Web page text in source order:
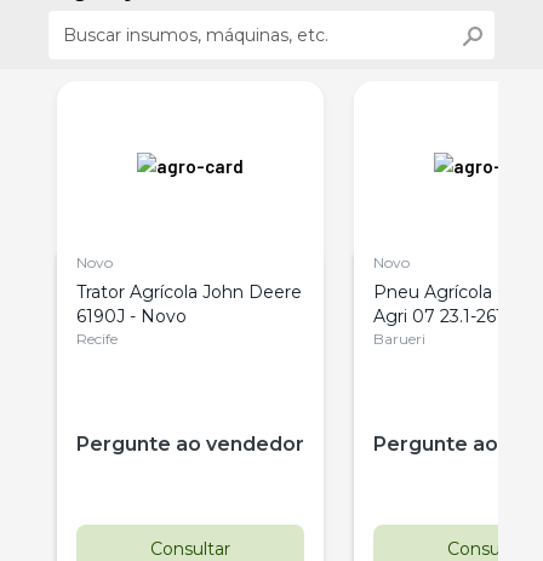
Novo
Trator Agrícola John Deere
6190J - Novo
Recife
Pergunte ao vendedor
Consultar
Novo
Pneu Agrícola
Agri 07 23.1-26TL
Barueri
Pergunte ao
Consultar